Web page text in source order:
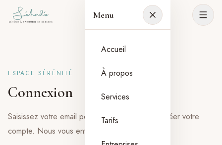
Menu
Accueil
À propos
Services
Tarifs
ESPACE SÉRÉNITÉ
Connexion
Saisissez votre email pour vous connecter ou créer votre
compte. Nous vous envoyons un lien sécurisé.